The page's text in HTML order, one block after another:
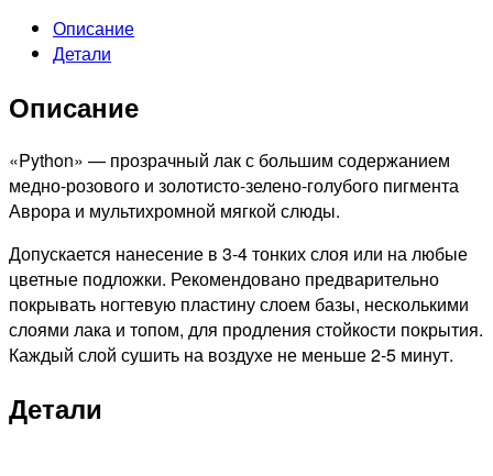
ногтей
Color
Polish
9мл
Описание
Детали
Описание
«Python» — прозрачный лак с большим содержанием
медно-розового и золотисто-зелено-голубого пигмента
Аврора и мультихромной мягкой слюды.
Допускается нанесение в 3-4 тонких слоя или на любые
цветные подложки. Рекомендовано предварительно
покрывать ногтевую пластину слоем базы, несколькими
слоями лака и топом, для продления стойкости покрытия.
Каждый слой сушить на воздухе не меньше 2-5 минут.
Детали